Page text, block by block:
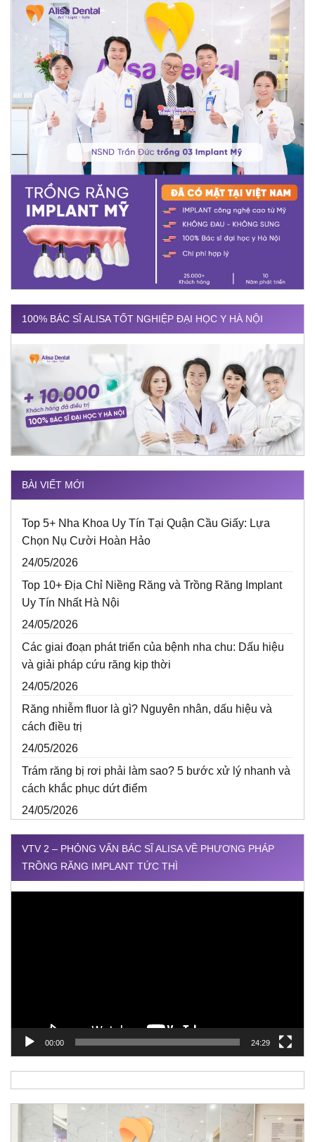
100% BÁC SĨ ALISA TỐT NGHIỆP ĐẠI HỌC Y HÀ NỘI
BÀI VIẾT MỚI
Top 5+ Nha Khoa Uy Tín Tại Quận Cầu Giấy: Lựa
Chọn Nụ Cười Hoàn Hảo
24/05/2026
Top 10+ Địa Chỉ Niềng Răng và Trồng Răng Implant
Uy Tín Nhất Hà Nội
24/05/2026
Các giai đoạn phát triển của bệnh nha chu: Dấu hiệu
và giải pháp cứu răng kịp thời
24/05/2026
Răng nhiễm fluor là gì? Nguyên nhân, dấu hiệu và
cách điều trị
24/05/2026
Trám răng bị rơi phải làm sao? 5 bước xử lý nhanh và
cách khắc phục dứt điểm
24/05/2026
VTV 2 – PHỎNG VẤN BÁC SĨ ALISA VỀ PHƯƠNG PHÁP
TRỒNG RĂNG IMPLANT TỨC THÌ
00:00 24:29